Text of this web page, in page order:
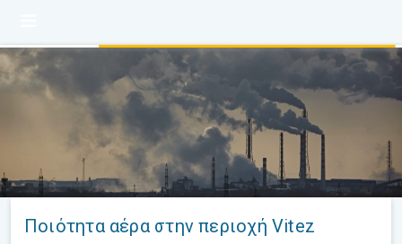
Ποιότητα αέρα στην περιοχή Vitez